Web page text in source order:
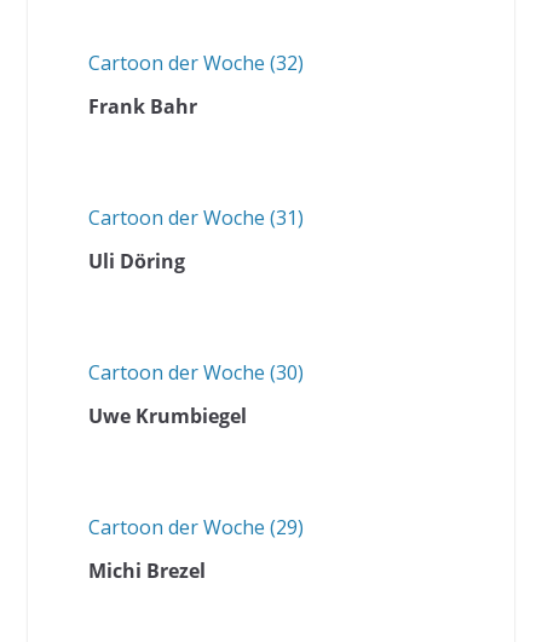
Cartoon der Woche (32)
Frank Bahr
Cartoon der Woche (31)
Uli Döring
Cartoon der Woche (30)
Uwe Krumbiegel
Cartoon der Woche (29)
Michi Brezel